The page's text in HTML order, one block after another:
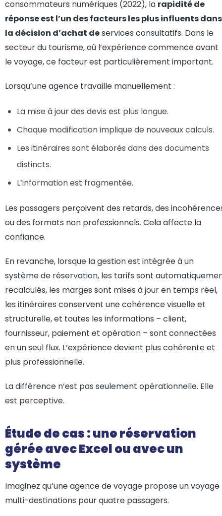
consommateurs numériques (2022), la rapidité de
réponse est l’un des facteurs les plus influents dans
la décision d’achat deservices consultatifs. Dans le
secteur du tourisme, où l’expérience commence avant
le voyage, ce facteur est particulièrement important.
Lorsqu’une agence travaille manuellement :
La mise à jour des devis est plus longue.
Chaque modification implique de nouveaux calculs.
Les itinéraires sont élaborés dans des documents
distincts.
L’information est fragmentée.
Les passagers perçoivent des retards, des
ou des formats non professionnels. Cela affecte la
confiance.
En revanche, lorsque la gestion est intégrée à un
système de réservation, les tarifs sont
recalculés, les marges sont mises à jour en temps réel,
les itinéraires conservent une cohérence visuelle et
structurelle, et toutes les informations – client,
fournisseur, paiement et opération – sont connectées
en un seul flux. L’expérience devient plus cohérente et
plus professionnelle.
La différence n’est pas seulement opérationnelle. Elle
est perceptive.
Étude de cas : une réservation
gérée avec Excel ou avec un
système
Imaginez qu’une agence de voyage propose un voyage
multi-destinations pour quatre passagers.